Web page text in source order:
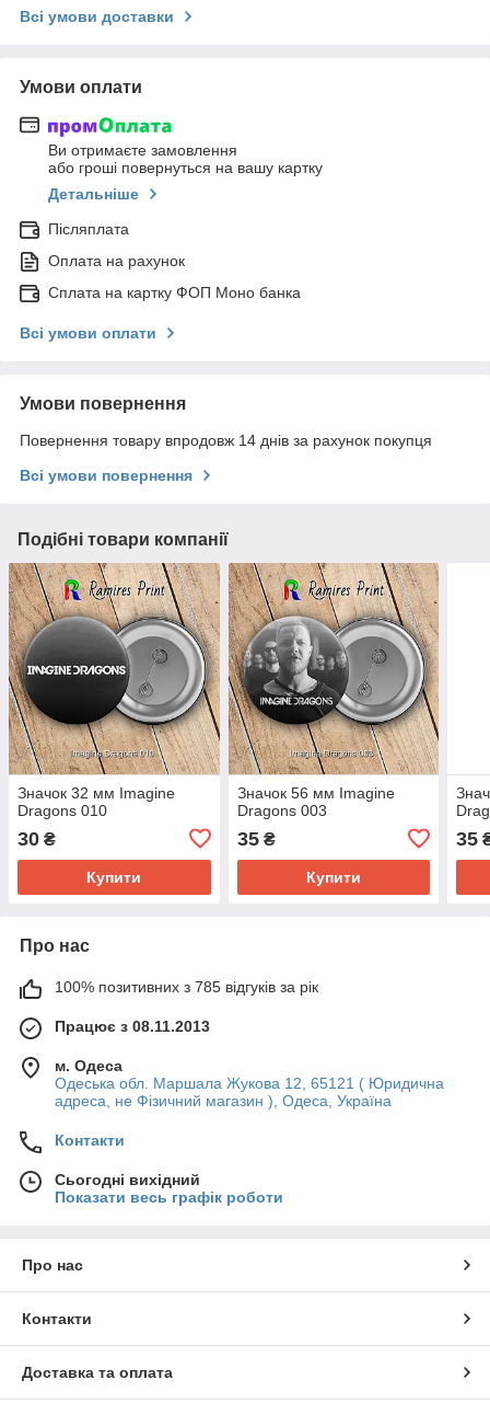
Всі умови доставки
Умови оплати
Ви отримаєте замовлення
або гроші повернуться на вашу картку
Детальніше
Післяплата
Оплата на рахунок
Сплата на картку ФОП Моно банка
Всі умови оплати
Умови повернення
Повернення товару впродовж 14 днів за рахунок покупця
Всі умови повернення
Подібні товари компанії
Значок 32 мм Imagine
Dragons 010
30 ₴
Купити
Значок 56 мм Imagine
Dragons 003
35₴
Купити
35
Про нас
100% позитивних з 785 відгуків за рік
Працює з 08.11.2013
м. Одеса
Одеська обл. Маршала Жукова 12, 65121 ( Юридична
адреса, не Фізичний магазин ), Одеса, Україна
Контакти
Сьогодні вихідний
Показати весь графік роботи
Про нас
Контакти
Доставка та оплата